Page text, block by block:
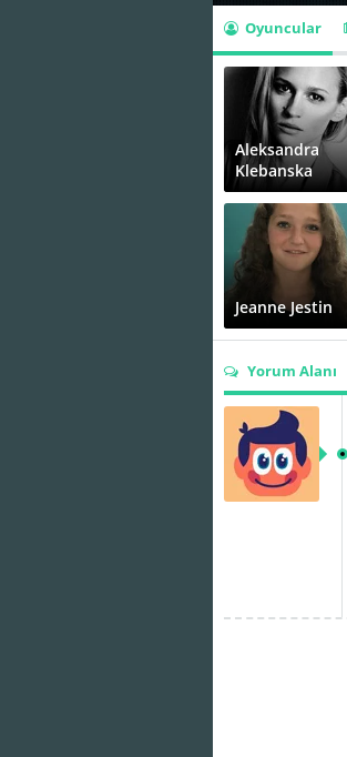
Oyuncular
Aleksandra
Klebanska
Jeanne Jestin
Asghar Farhadi
Yorum Alanı